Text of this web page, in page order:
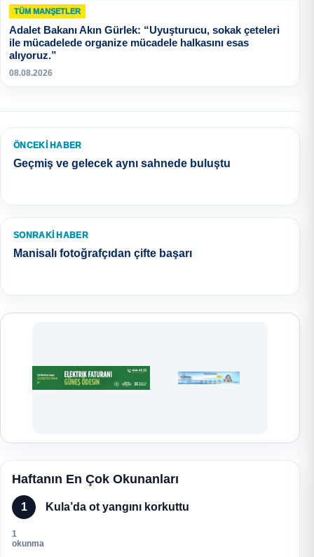
TÜM MANŞETLER
Adalet Bakanı Akın Gürlek: “Uyuşturucu, sokak çeteleri
ile mücadelede organize mücadele halkasını esas
alıyoruz.”
08.08.2026
ÖNCEKI HABER
Geçmiş ve gelecek aynı sahnede buluştu
SONRAKI HABER
Manisalı fotoğrafçıdan çifte başarı
Haftanın En Çok Okunanları
1 Kula’da ot yangını korkuttu
1
okunma